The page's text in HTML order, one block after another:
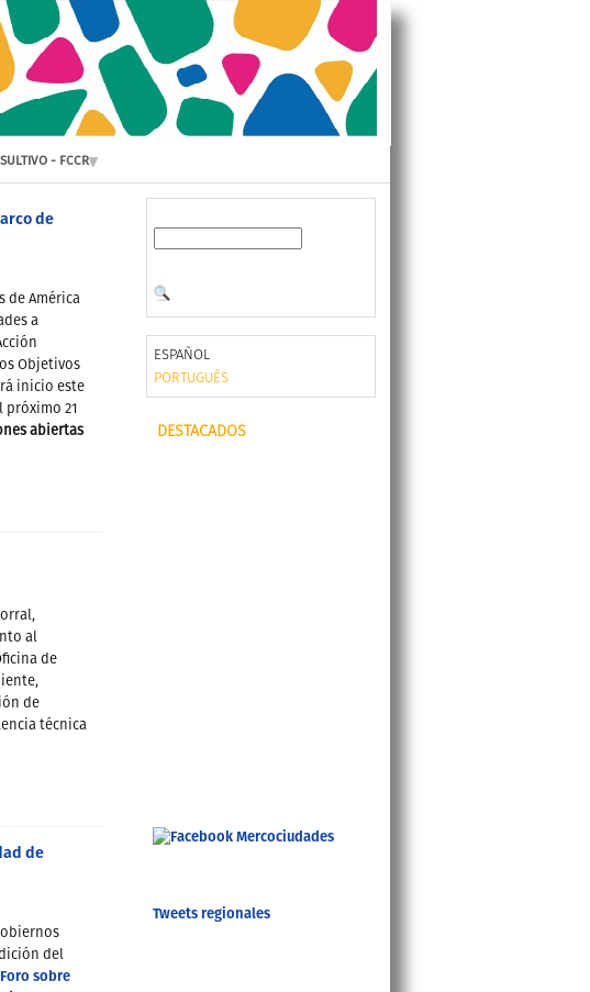
- FCCR
de
de América
a
Objetivos
inicio este
próximo 21
abiertas
al
de
de
técnica
de
del
sobre
ESPAÑOL
PORTUGUÊS
DESTACADOS
Tweets regionales